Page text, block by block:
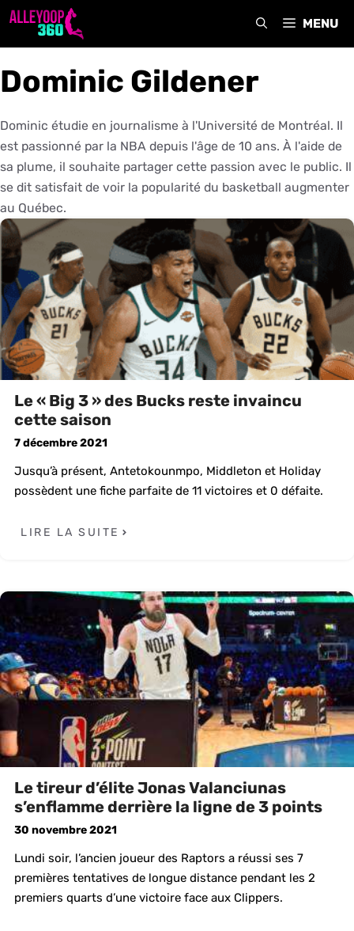
Aller
MENU
Dominic Gildener
Dominic étudie en journalisme à l'Université de Montréal. Il
est passionné par la NBA depuis l'âge de 10 ans. À l'aide de
sa plume, il souhaite partager cette passion avec le public. Il
se dit satisfait de voir la popularité du basketball augmenter
au Québec.
Le « Big 3 » des Bucks reste invaincu
cette saison
7 décembre 2021
Jusqu’à présent, Antetokounmpo, Middleton et Holiday
possèdent une fiche parfaite de 11 victoires et 0 défaite.
LIRE LA SUITE
Le tireur d’élite Jonas Valanciunas
s’enflamme derrière la ligne de 3 points
30 novembre 2021
Lundi soir, l’ancien joueur des Raptors a réussi ses 7
premières tentatives de longue distance pendant les 2
premiers quarts d’une victoire face aux Clippers.